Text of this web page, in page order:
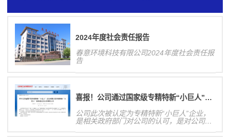
2024年度社会责任报告
春意环境科技有限公司2024年度社会责任报
告
喜报！公司通过国家级专精特新“小巨人”企业认定！
公司此次被认定为专精特新“小巨人”企业，
是相关政府部门对公司的认可，是对公司研